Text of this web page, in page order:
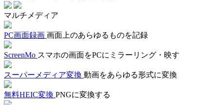
マルチメディア
PC画面録画 画面上のあらゆるものを記録
ScreenMo スマホの画面をPCにミラーリング・映す
スーパーメディア変換 動画をあらゆる形式に変換
無料HEIC変換 PNGに変換する